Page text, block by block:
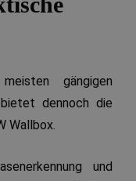
gängigen
bietet dennoch die
Wallbox.
und